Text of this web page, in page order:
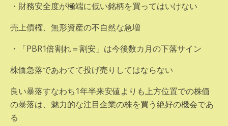
・財務安全度が極端に低い銘柄を買ってはいけない
売上債権、無形資産の不自然な急増
・「PBR1倍割れ＝割安」は今後数カ月の下落サイン
株価急落であわてて投げ売りしてはならない
良い暴落すなわち1年半来安値よりも上方位置での株価
の暴落は、魅力的な注目企業の株を買う絶好の機会であ
る